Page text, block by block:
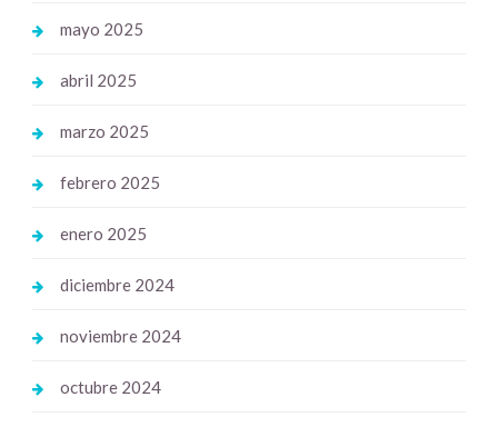
mayo 2025
abril 2025
marzo 2025
febrero 2025
enero 2025
diciembre 2024
noviembre 2024
octubre 2024